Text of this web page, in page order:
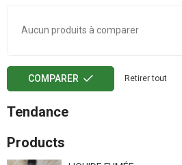
Aucun produits à comparer
Retirer tout
COMPARER
Tendance
Products